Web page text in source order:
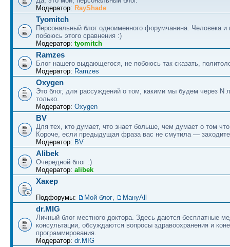
Модератор: RayShade
Tyomitch
Персональный блог одноименного форумчанина. Человека и
побоюсь этого сравнения :)
Модератор: tyomitch
Ramzes
Блог нашего выдающегося, не побоюсь так сказать,
Модератор: Ramzes
Oxygen
Это блог, для рассуждений о том, какими мы будем через N
только.
Модератор: Oxygen
BV
Для тех, кто думает, что знает больше, чем думает о том что
Короче, если предыдущая фраза вас не смутила —
Модератор: BV
Alibek
Очередной блог :)
Модератор: alibek
Хакер
Подфорумы: Мой блог, МануAll
dr.MIG
Личный блог местного доктора. Здесь даются бесплатные
консультации, обсуждаются вопросы здравоохранения и
программирования.
Модератор: dr.MIG